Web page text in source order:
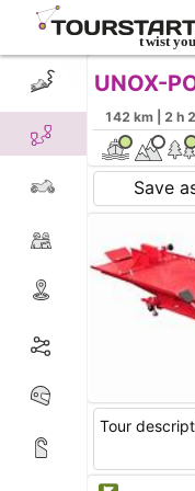
UNOX-
142 km | 2 h
Save
Tour